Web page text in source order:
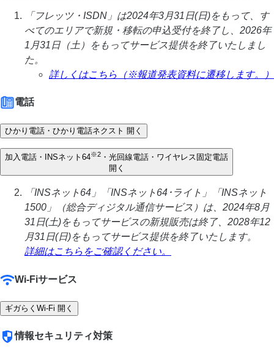
「フレッツ・ISDN」は2024年3月31日(日)をもって、す
べてのエリアで新規・移転の申込受付を終了し、2026年
1月31日（土）をもってサービス提供を終了いたしまし
た。
詳しくはこちら（※報道発表資料に遷移します。）
電話
ひかり電話・ひかり電話ネクスト 開く
加入電話・INSネット64※2 ・光回線電話・ワイヤレス固定電話
開く
「INSネット64」「INSネット64･ライト」「INSネット
1500」（総合ディジタル通信サービス）は、2024年8月
31日(土)をもってサービスの新規販売は終了、2028年12
月31日(日)をもってサービス提供を終了いたします。
詳細はこちらをご確認ください。
Wi-Fiサービス
ギガらくWi-Fi 開く
情報セキュリティ対策